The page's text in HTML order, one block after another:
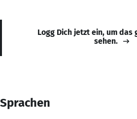
Logg Dich jetzt ein, um das
sehen.
Sprachen